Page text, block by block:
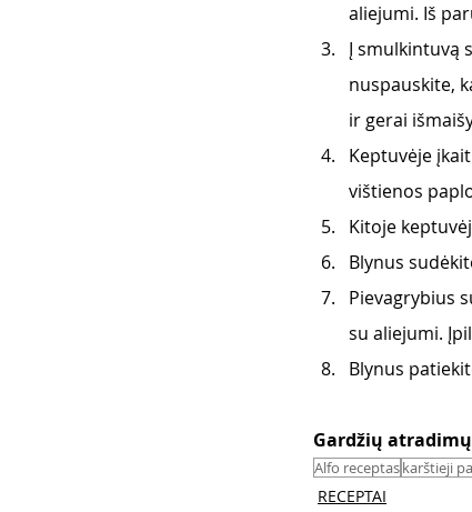
aliejumi. Iš
Į smulkintuvą
nuspauskite,
ir gerai
Keptuvėje
vištienos
Kitoje
Blynus
Pievagrybius
su aliejumi.
Blynus
Gardžių
Alfo receptaskarštieji
RECEPTAI